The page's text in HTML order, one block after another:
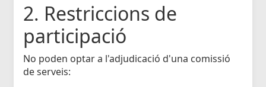
2. Restriccions de
participació
No poden optar a l'adjudicació d'una comissió
de serveis: